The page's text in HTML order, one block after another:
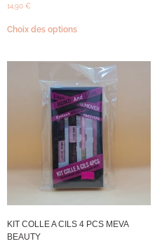
14,90 €
Choix des options
KIT COLLE A CILS 4 PCS MEVA
BEAUTY